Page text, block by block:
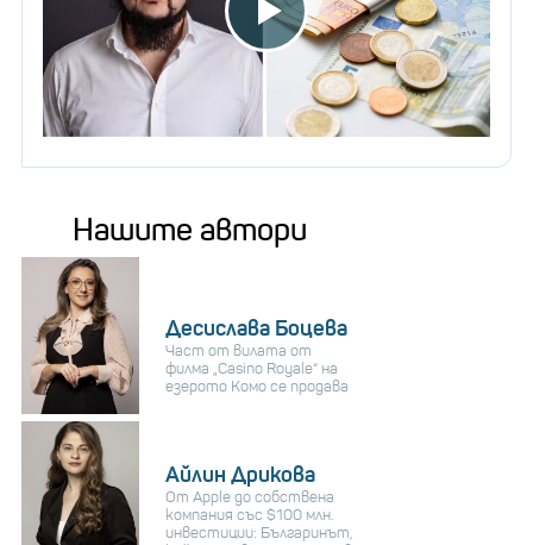
Нашите автори
Десислава Боцева
Част от вилата от
филма „Casino Royale“ на
езерото Комо се продава
Айлин Дрикова
От Apple до собствена
компания със $100 млн.
инвестиции: Българинът,